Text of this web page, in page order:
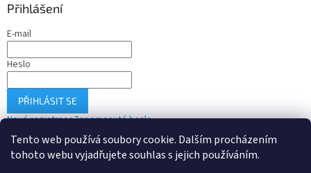
Tento web používá soubory cookie. Dalším procházením
tohoto webu vyjadřujete souhlas s jejich používáním.
Přihlášení
E-mail
Heslo
PŘIHLÁSIT SE
Nová registraceZapomenuté heslo